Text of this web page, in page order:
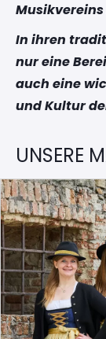
In ihren
nur eine
auch eine
und Kultur
UNSERE